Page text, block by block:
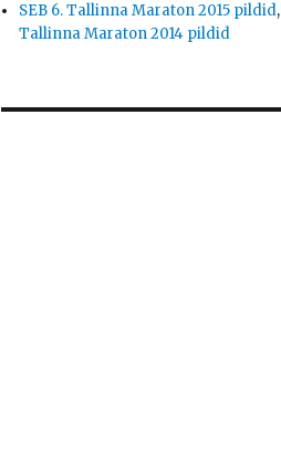
SEB 6. Tallinna Maraton 2015 pildid,
Tallinna Maraton 2014 pildid